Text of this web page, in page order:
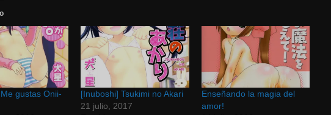
gustas Onii-
[Inuboshi] Tsukimi no Akari
21 julio, 2017
Enseñando la magia del
amor!